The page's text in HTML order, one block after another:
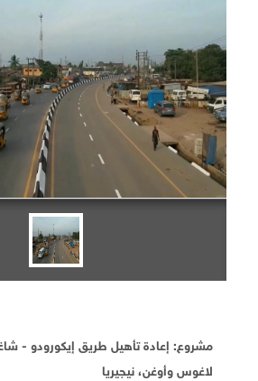
مشروع: إعادة تأهيل طريق إيكورودو -
لاغوس وأوغن، نيجيريا